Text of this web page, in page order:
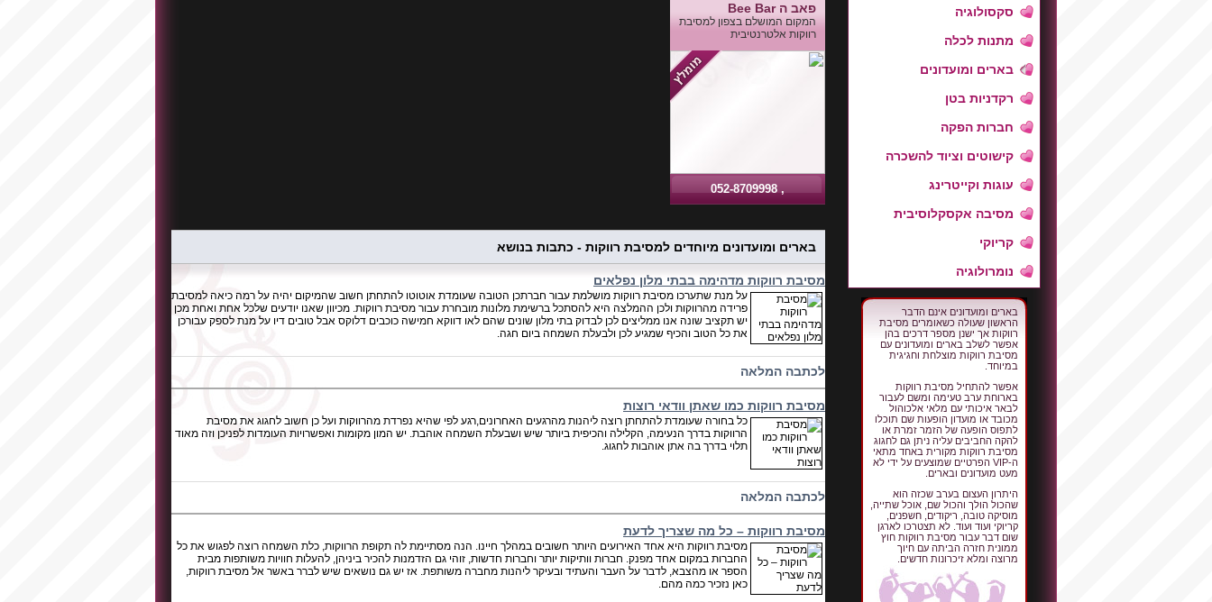
סקסולוגיה
מתנות לכלה
בארים ומועדונים
רקדניות בטן
חברות הפקה
קישוטים וציוד להשכרה
עוגות וקייטרינג
מסיבה אקסקלוסיבית
קריוקי
נומרולוגיה
בארים ומועדונים אינם הדבר
הראשון שעולה כשאומרים מסיבת
רווקות אך ישנן מספר דרכים בהן
אפשר לשלב בארים ומועדונים עם
מסיבת רווקות מוצלחת וחגיגית
במיוחד.
אפשר להתחיל מסיבת רווקות
בארוחת ערב טעימה ומשם לעבור
לבאר איכותי עם מלאי אלכוהול
מכובד או מועדון הופעות שם תוכלו
לתפוס הופעה של הזמר זמרת או
להקה החביבים עליה ניתן גם לחגוג
מסיבת רווקות מקורית באחד מתאי
ה-VIP הפרטיים שמוצעים על ידי לא
מעט מועדונים ובארים.
היתרון העצום בערב שכזה הוא
שהכול הולך והכול שם, אוכל שתייה,
מוסיקה טובה, ריקודים, חשפנים,
קריוקי ועוד ועוד. לא תצטרכו לארגן
שום דבר עבור מסיבת רווקות חוץ
ממונית חזרה הביתה עם חיוך
מרוצה ומלא זיכרונות חדשים.
פאב ה Bee Bar
המקום המושלם בצפון למסיבת
רווקות אלטרנטיבית
, 052-8709998
בארים ומועדונים מיוחדים למסיבת רווקות - כתבות בנושא
מסיבת רווקות מדהימה בבתי מלון נפלאים
על מנת שתערכו מסיבת רווקות מושלמת עבור חברתכן הטובה שעומדת אוטוטו להתחתן חשוב שהמיקום יהיה על רמה כיאה למסיבת
פרידה מהרווקות ולכן ההמלצה היא להסתכל ברשימת מלונות מובחרת עבור מסיבת רווקות. מכיוון שאנו יודעים שלכל אחת ואחת מכן
יש תקציב שונה אנו ממליצים לכן לבדוק בתי מלון שונים שהם לאו דווקא חמישה כוכבים דלוקס אבל טובים דיו על מנת לספק עבורכן
את כל הטוב והכיף שמגיע לכן ולבעלת השמחה ביום חגה.
לכתבה המלאה
מסיבת רווקות כמו שאתן וודאי רוצות
כל בחורה שעומדת להתחתן רוצה ליהנות מהרגעים האחרונים,רגע לפי שהיא נפרדת מהרווקות ועל כן חשוב לחגוג את מסיבת
הרווקות בדרך הנעימה, הקלילה והכיפית ביותר שיש ושבעלת השמחה אוהבת. יש המון מקומות ואפשרויות העומדות לפניכן וזה מאוד
תלוי בדרך בה אתן אוהבות לחגוג.
לכתבה המלאה
מסיבת רווקות – כל מה שצריך לדעת
מסיבת רווקות היא אחד האירועים היותר חשובים במהלך חיינו. הנה מסתיימת לה תקופת הרווקות, כלת השמחה רוצה לפגוש את כל
החברות במקום אחד מפנק. חברות וותיקות יותר וחברות חדשות, זוהי גם הזדמנות להכיר ביניהן, להעלות חוויות משותפות מבית
הספר או מהצבא, לדבר על העבר והעתיד ובעיקר ליהנות מחברה משותפת. אז יש גם נושאים שיש לברר באשר אל מסיבת רווקות,
כאן נזכיר כמה מהם.